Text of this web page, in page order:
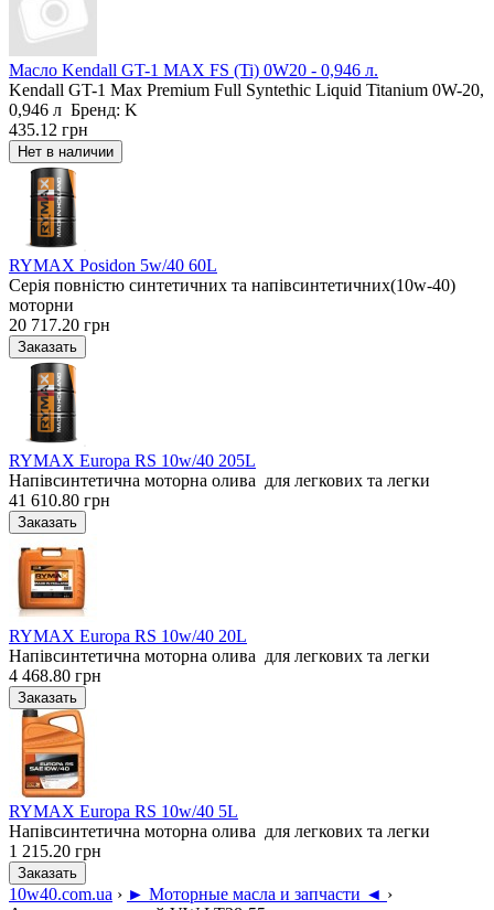
Масло Kendall GT-1 MAX FS (Ti) 0W20 - 0,946 л.
Kendall GT-1 Max Premium Full Syntethic Liquid Titanium 0W-20,
0,946 л Бренд: K
435.12 грн
RYMAX Posidon 5w/40 60L
Серія повністю синтетичних та напівсинтетичних(10w-40)
моторни
20 717.20 грн
RYMAX Europa RS 10w/40 205L
Напівсинтетична моторна олива для легкових та легки
41 610.80 грн
RYMAX Europa RS 10w/40 20L
Напівсинтетична моторна олива для легкових та легки
4 468.80 грн
RYMAX Europa RS 10w/40 5L
Напівсинтетична моторна олива для легкових та легки
1 215.20 грн
10w40.com.ua › ► Моторные масла и запчасти ◄ ›